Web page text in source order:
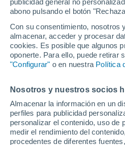
publicidad general no
abono pulsando el botón
Con su consentimiento, nosotros
almacenar, acceder y procesar
cookies. Es posible que algunos
oponerte. Para ello, puede retirar
"Configurar" o en nuestra Política
Nosotros y nuestros socios
Almacenar la información en un
perfiles para publicidad
personalizar el contenido, uso de
medir el rendimiento del
procedentes de diferentes
Previsión para
un domo de
El Tiempo 1 - 7 días
Hoy
6 Ago
70%
7
70%